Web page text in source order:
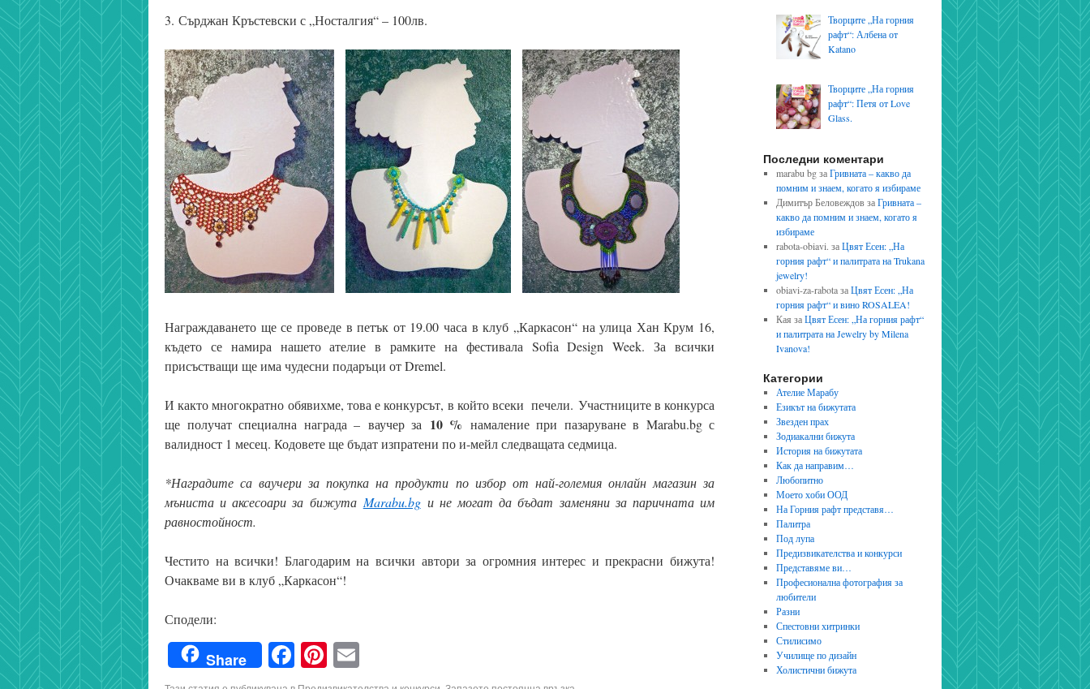
3. Сърджан Кръстевски с „Носталгия“ – 100лв.
Награждаването ще се проведе в петък от 19.00 часа в клуб „Каркасон“ на улица Хан Крум 16,
където се намира нашето ателие в рамките на фестивала Sofia Design Week. За всички
присъстващи ще има чудесни подаръци от Dremel.
И както многократно обявихме, това е конкурсът, в който всеки печели. Участниците в конкурса
ще получат специална награда – ваучер за 10 % намаление при пазаруване в Marabu.bg с
валидност 1 месец. Кодовете ще бъдат изпратени по и-мейл следващата седмица.
*Наградите са ваучери за покупка на продукти по избор от най-големия онлайн магазин за
мъниста и аксесоари за бижута Marabu.bgи не могат да бъдат заменяни за паричната им
равностойност.
Честито на всички! Благодарим на всички автори за огромния интерес и прекрасни бижута!
Очакваме ви в клуб „Каркасон“!
Сподели:
Share Facebook
Pinterest
Творците „На горния
рафт“: Албена от
Katano
Творците „На горния
рафт“: Петя от Love
Glass.
Последни коментари
marabu bgзаГривната – какво да
помним и знаем, когато я избираме
Димитър БеловеждовзаГривната –
какво да помним и знаем, когато я
избираме
rabota-obiavi. заЦвят Есен: „На
горния рафт“ и палитрата на Trukana
jewelry!
obiavi-za-rabotaзаЦвят Есен: „На
горния рафт“ и вино ROSALEA!
Кая заЦвят Есен: „На горния рафт“
и палитрата на Jewelry by Milena
Ivanova!
Категории
Ателие Марабу
Езикът на бижутата
Звезден прах
Зодиакални бижута
История на бижутата
Как да направим…
Любопитно
Моето хоби ООД
На Горния рафт представя…
Палитра
Под лупа
Предизвикателства и конкурси
Представяме ви…
Професионална фотография за
любители
Разни
Спестовни хитринки
Стилисимо
Училище по дизайн
Холистични бижута